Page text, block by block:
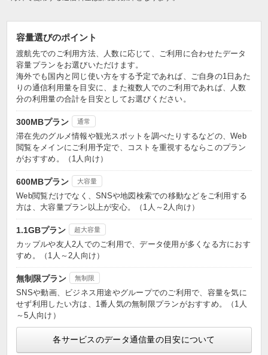
容量選びのポイント
渡航先でのご利用方法、人数に応じて、ご利用に合わせたデータ
容量プランをお選びいただけます。
海外でも国内と同じ使い方をする予定であれば、ご自身の1日あた
りの通信利用量を目安に、また複数人でのご利用であれば、人数
分の利用量の合計を目安としてお選びください。
300MBプラン 通常
滞在先のグルメ情報や観光スポットを調べたりするなどの、Web
閲覧をメインにご利用予定で、コストを重視するならこのプラン
がおすすめ。（1人向け）
600MBプラン 大容量
Web閲覧だけでなく、SNSや地図検索での移動などをご利用する
方は、大容量プラン以上が安心。（1人～2人向け）
1.1GBプラン 超大容量
カップルや友人2人でのご利用で、データ使用が多くなる方におす
すめ。（1人～2人向け）
無制限プラン 無制限
SNSや動画、ビジネス用途やグループでのご利用で、容量を気に
せず利用したい方は、1番人気の無制限プランがおすすめ。（1人
～5人向け）
各サービスのデータ通信量の目安について